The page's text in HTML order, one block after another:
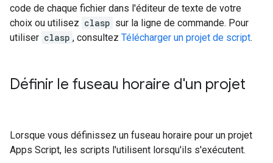
code de chaque fichier dans l'éditeur de texte de votre
choix ou utilisez clasp sur la ligne de commande. Pour
utiliser clasp , consultez Télécharger un projet de script.
Définir le fuseau horaire d'un projet
Lorsque vous définissez un fuseau horaire pour un projet
Apps Script, les scripts l'utilisent lorsqu'ils s'exécutent.